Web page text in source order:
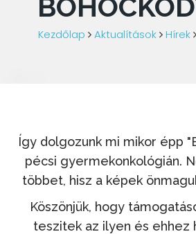
Kezdőlap Aktualítások Hírek
Így dolgozunk mi mikor épp
pécsi gyermekonkológián.
többet, hisz a képek
Köszönjük, hogy
teszitek az ilyen és ehhez